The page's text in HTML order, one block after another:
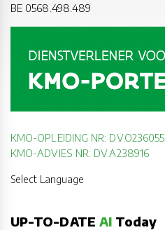
BE 0568.498.489
KMO-OPLEIDING NR: DV.O236055
KMO-ADVIES NR: DV.A238916
Select Language
UP-TO-DATE AI Today